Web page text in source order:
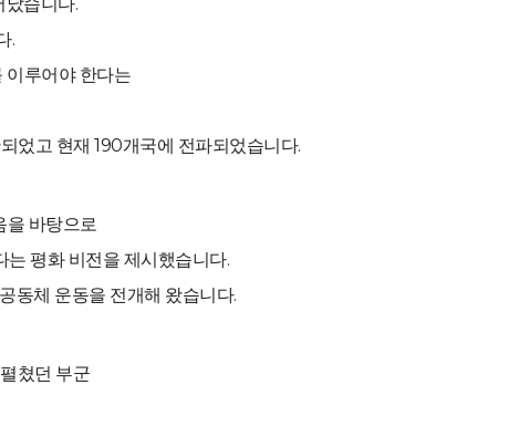
.
이루어야 한다는
었고 현재 190개국에 전파되었습니다.
을 바탕으로
평화 비전을 제시했습니다.
동체 운동을 전개해 왔습니다.
쳤던 부군